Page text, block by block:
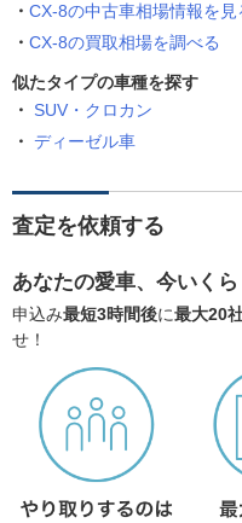
CX-8の中古車相場情報を見
CX-8の買取相場を調べる
似たタイプの車種を探す
SUV・クロカン
ディーゼル車
査定を依頼する
あなたの愛車、今いくら
申込み最短3時間後に最大20
せ！